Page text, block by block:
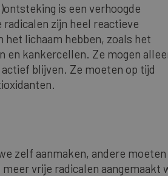
is een verhoogde
radicalen zijn heel reactieve
lichaam hebben, zoals het
en kankercellen. Ze mogen
blijven. Ze moeten op tijd
zelf aanmaken, andere
vrije radicalen